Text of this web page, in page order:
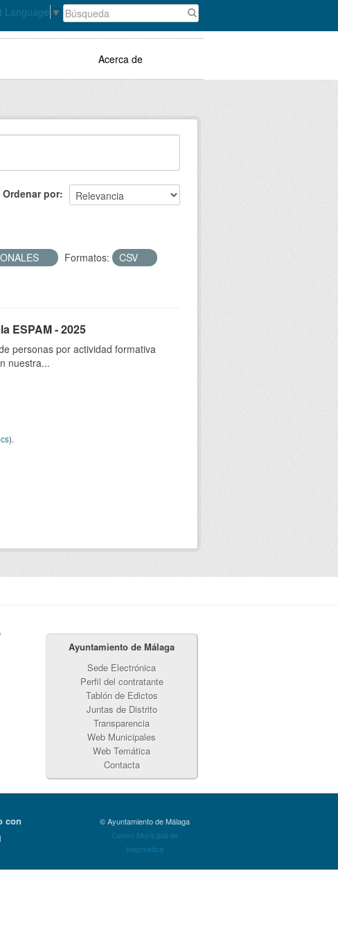
Language ▼
Acerca de
Ordenar por
Formatos:
CSV
ESPAM - 2025
personas por actividad formativa
nuestra...
).
Ayuntamiento de Málaga
Sede Electrónica
Perfil del contratante
Tablón de Edictos
Juntas de Distrito
Transparencia
Web Municipales
Web Temática
Contacta
con
© Ayuntamiento de Málaga
Centro Municipal de
Informática